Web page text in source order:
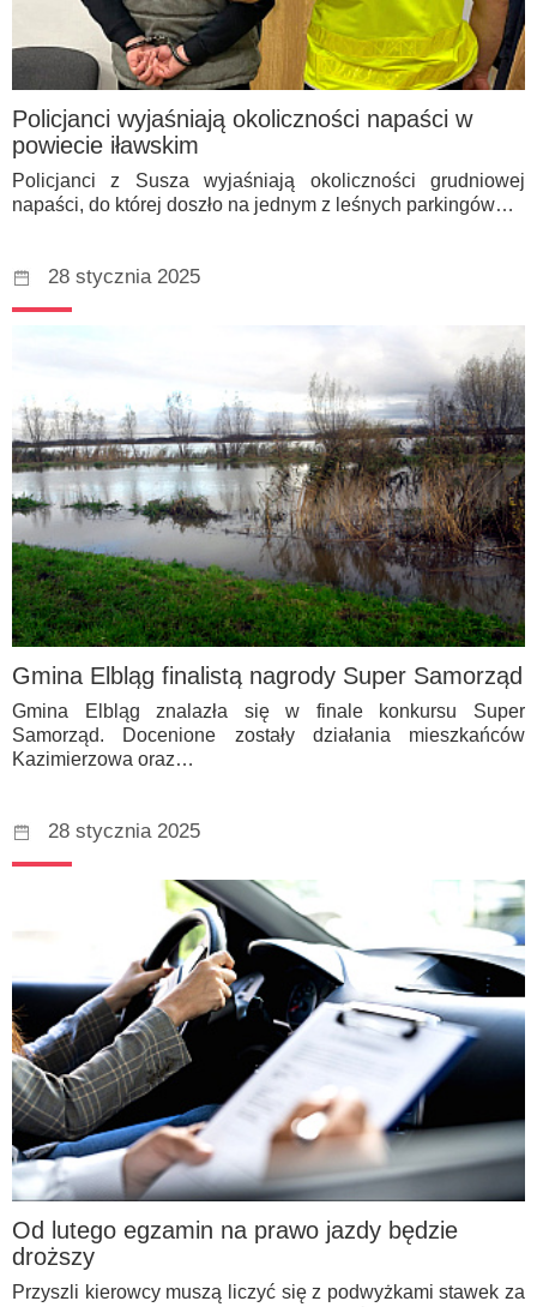
Policjanci wyjaśniają okoliczności napaści w
powiecie iławskim
Policjanci z Susza wyjaśniają okoliczności grudniowej
napaści, do której doszło na jednym z leśnych parkingów…
28 stycznia 2025
Gmina Elbląg finalistą nagrody Super Samorząd
Gmina Elbląg znalazła się w finale konkursu Super
Samorząd. Docenione zostały działania mieszkańców
Kazimierzowa oraz…
28 stycznia 2025
Od lutego egzamin na prawo jazdy będzie
droższy
Przyszli kierowcy muszą liczyć się z podwyżkami stawek za